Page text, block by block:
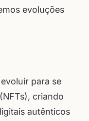
evoluções
para se
criando
autênticos